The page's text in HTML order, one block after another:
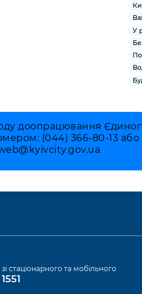
У
доопрацювання
(044) 366-80-13
зі стаціонарного та мобільного
1551